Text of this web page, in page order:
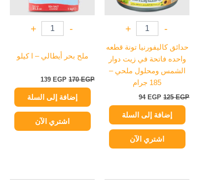
-
+
حدائق كاليفورنيا تونة قطعه
واحده فاتحة في زيت دوار
الشمس ومحلول ملحي –
185 جرام
125EGP
94 EGP
إضافة إلى السلة
اشتري الآن
-
+
ملح بحر أيطالي – ا كيلو
170EGP
139 EGP
إضافة إلى السلة
اشتري الآن